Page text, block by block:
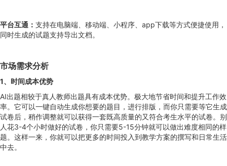
平台互通： 支持在电脑端、移动端、小程序、app下载等方式便捷使用，
同时生成的试题支持导出文档。
市场需求分析
1、时间成本优势
AI出题相较于真人教师出题具有成本优势。极大地节省时间和提升工作效
率。它可以一键自动生成你想要的题目，进行排版，而你只需要等它生成
试卷后，稍作调整就可以获得一套既高质量的又符合考生水平的试卷。别
人花3-4个小时做好的试卷，你只需要5-15分钟就可以做出难度相同的样
题。这样一来，你就可以把更多的时间投入到教学方案的撰写和日常生活
中去。